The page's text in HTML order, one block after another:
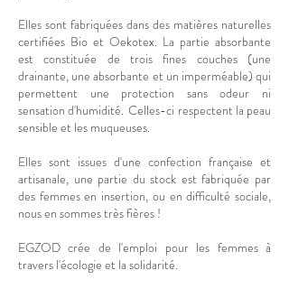
Elles sont fabriquées dans des matières naturelles
certifiées Bio et Oekotex. La partie absorbante
est constituée de trois fines couches (une
drainante, une absorbante et un imperméable) qui
permettent une protection sans odeur ni
sensation d'humidité. Celles-ci respectent la peau
sensible et les muqueuses.
Elles sont issues d'une confection française et
artisanale, une partie du stock est fabriquée par
des femmes en insertion, ou en difficulté sociale,
nous en sommes très fières !
EGZOD crée de l'emploi pour les femmes à
travers l'écologie et la solidarité.